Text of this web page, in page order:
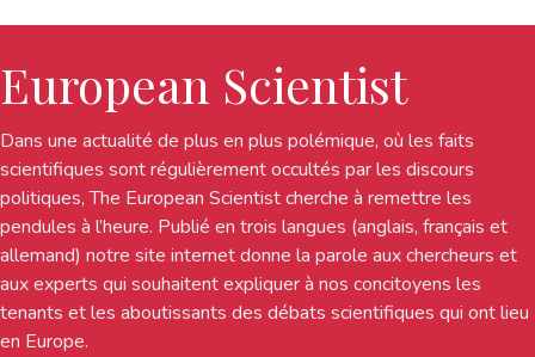
European Scientist
Dans une actualité de plus en plus polémique, où les faits
scientifiques sont régulièrement occultés par les discours
politiques, The European Scientist cherche à remettre les
pendules à l’heure. Publié en trois langues (anglais, français et
allemand) notre site internet donne la parole aux chercheurs et
aux experts qui souhaitent expliquer à nos concitoyens les
tenants et les aboutissants des débats scientifiques qui ont lieu
en Europe.